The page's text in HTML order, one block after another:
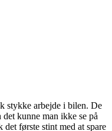
stykke arbejde i bilen. De
det kunne man ikke se på
første stint med at spare